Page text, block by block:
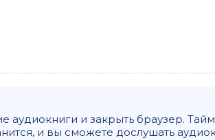
аудиокниги и закрыть браузер.
и вы сможете дослушать